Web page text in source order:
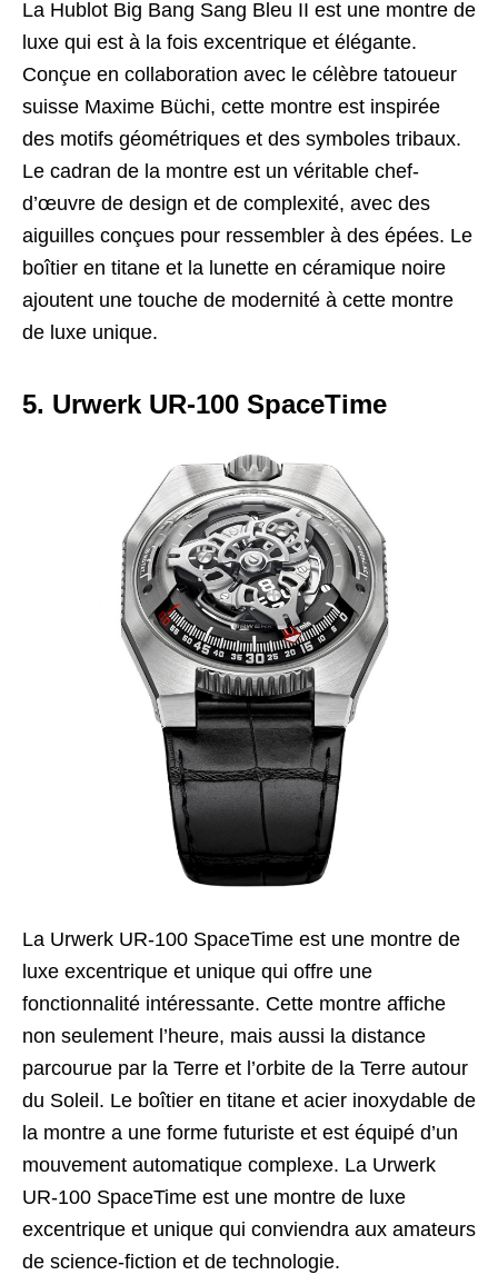
La Hublot Big Bang Sang Bleu II est une montre de
luxe qui est à la fois excentrique et élégante.
Conçue en collaboration avec le célèbre tatoueur
suisse Maxime Büchi, cette montre est inspirée
des motifs géométriques et des symboles tribaux.
Le cadran de la montre est un véritable chef-
d’œuvre de design et de complexité, avec des
aiguilles conçues pour ressembler à des épées. Le
boîtier en titane et la lunette en céramique noire
ajoutent une touche de modernité à cette montre
de luxe unique.
5. Urwerk UR-100 SpaceTime
La Urwerk UR-100 SpaceTime est une montre de
luxe excentrique et unique qui offre une
fonctionnalité intéressante. Cette montre affiche
non seulement l’heure, mais aussi la distance
parcourue par la Terre et l’orbite de la Terre autour
du Soleil. Le boîtier en titane et acier inoxydable de
la montre a une forme futuriste et est équipé d’un
mouvement automatique complexe. La Urwerk
UR-100 SpaceTime est une montre de luxe
excentrique et unique qui conviendra aux amateurs
de science-fiction et de technologie.